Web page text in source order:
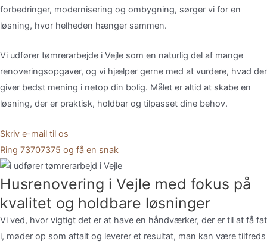
forbedringer, modernisering og ombygning, sørger vi for en
løsning, hvor helheden hænger sammen.
Vi udfører tømrerarbejde i Vejle som en naturlig del af mange
renoveringsopgaver, og vi hjælper gerne med at vurdere, hvad der
giver bedst mening i netop din bolig. Målet er altid at skabe en
løsning, der er praktisk, holdbar og tilpasset dine behov.
Skriv e-mail til os
Ring 73707375 og få en snak
Husrenovering i Vejle med fokus på
kvalitet og holdbare løsninger
Vi ved, hvor vigtigt det er at have en håndværker, der er til at få fat
i, møder op som aftalt og leverer et resultat, man kan være tilfreds